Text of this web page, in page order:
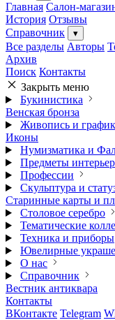
Главная Салон-
История Отзывы
Справочник
▾
Все разделы Авторы
Архив
Поиск Контакты
Закрыть меню
Букинистика
Венская бронза
Живопись и
Иконы
Нумизматика и
Предметы
Профессии
Скульптура и
Старинные карты и
Столовое серебро
Тематические
Техника и приборы
Ювелирные
О нас
Справочник
Вестник антиквара
Контакты
ВКонтакте Telegram